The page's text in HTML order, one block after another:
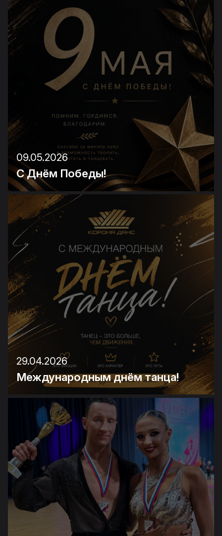
09.05.2026
С Днём Победы!
29.04.2026
Международным днём танца!